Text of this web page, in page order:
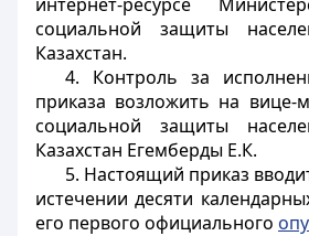
социальной защиты
Казахстан.
4. Контроль за
приказа возложить на вице-
социальной защиты
Казахстан Егемберды Е.К.
5. Настоящий приказ
истечении десяти
его первого официального